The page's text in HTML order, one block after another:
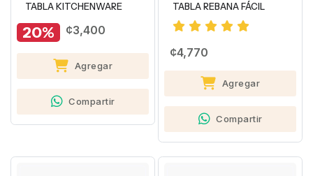
TABLA KITCHENWARE
20% ¢3,400
Agregar
Compartir
TABLA REBANA FÁCIL
¢4,770
Agregar
Compartir